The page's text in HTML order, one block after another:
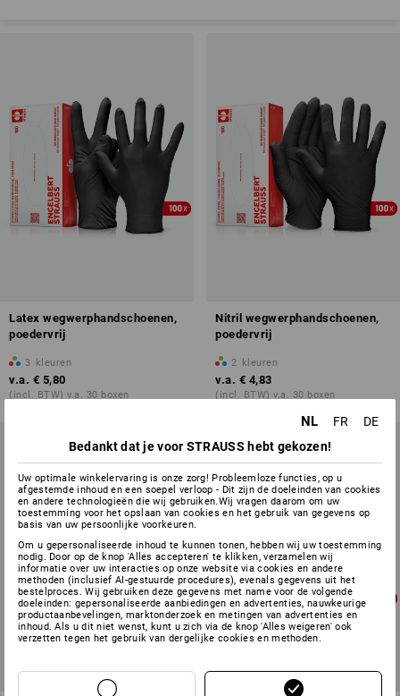
Latex wegwerphandschoenen,
poedervrij
3 kleuren
v.a. € 5,80
(incl. BTW) v.a. 30 boxen
Nitril wegwerphandschoenen,
poedervrij
2 kleuren
v.a. € 4,83
(incl. BTW) v.a. 30 boxen
NL FR
DE
Bedankt dat je voor STRAUSS hebt gekozen!
Uw optimale winkelervaring is onze zorg! Probleemloze functies, op u
afgestemde inhoud en een soepel verloop - Dit zijn de doeleinden van cookies
en andere technologieën die wij gebruiken.Wij vragen daarom om uw
toestemming voor het opslaan van cookies en het gebruik van gegevens op
basis van uw persoonlijke voorkeuren.
Om u gepersonaliseerde inhoud te kunnen tonen, hebben wij uw toestemming
nodig. Door op de knop 'Alles accepteren' te klikken, verzamelen wij
informatie over uw interacties op onze website via cookies en andere
methoden (inclusief AI-gestuurde procedures), evenals gegevens uit het
bestelproces. Wij gebruiken deze gegevens met name voor de volgende
doeleinden: gepersonaliseerde aanbiedingen en advertenties, nauwkeurige
productaanbevelingen, marktonderzoek en metingen van advertenties en
inhoud. Als u dit niet wenst, kunt u zich via de knop 'Alles weigeren' ook
verzetten tegen het gebruik van dergelijke cookies en methoden.